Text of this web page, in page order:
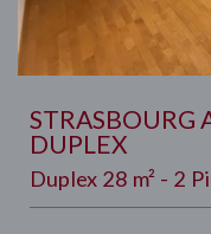
STRASBOURG
DUPLEX
Duplex 28 m² - 2